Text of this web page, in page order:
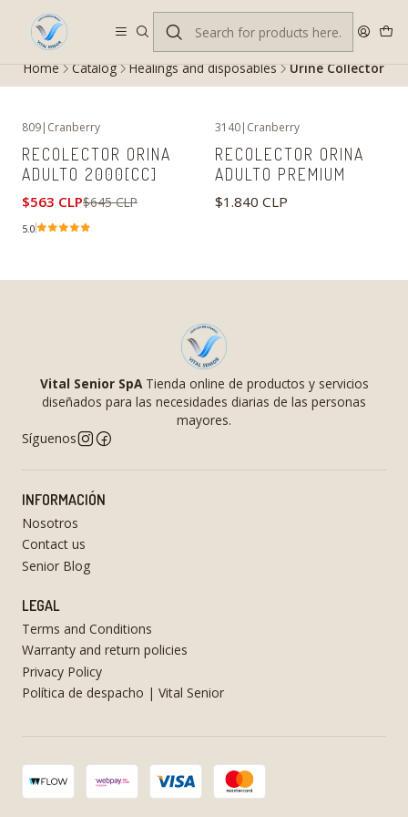
Despacho gratis en RM desde $100.000. Revisa las condiciones.
Home Catalog Healings and disposables Urine Collector
809| Cranberry
RECOLECTOR ORINA
ADULTO 2000[CC]
$563 CLP$645 CLP
5.0
3140| Cranberry
RECOLECTOR ORINA
ADULTO PREMIUM
$1.840 CLP
Vital Senior SpATienda online de productos y servicios
diseñados para las necesidades diarias de las personas
mayores.
Síguenos
INFORMACIÓN
Nosotros
Contact us
Senior Blog
LEGAL
Terms and Conditions
Warranty and return policies
Privacy Policy
Política de despacho | Vital Senior